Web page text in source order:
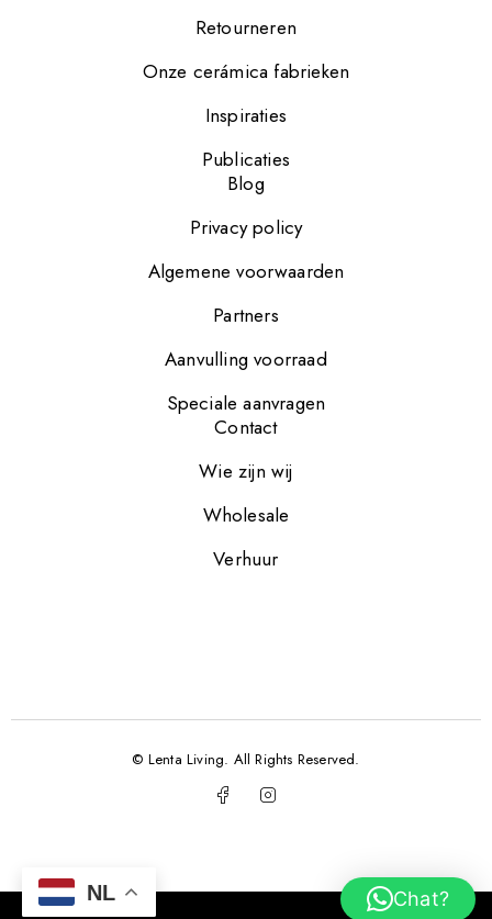
Retourneren
Onze cerámica fabrieken
Inspiraties
Publicaties
Blog
Privacy policy
Algemene voorwaarden
Partners
Aanvulling voorraad
Speciale aanvragen
Contact
Wie zijn wij
Wholesale
Verhuur
© Lenta Living. All Rights Reserved.
NL Chat?